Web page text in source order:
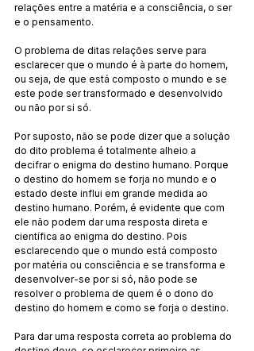
relações entre a matéria e a consciência, o ser
e o pensamento.
O problema de ditas relações serve para
esclarecer que o mundo é à parte do homem,
ou seja, de que está composto o mundo e se
este pode ser transformado e desenvolvido
ou não por si só.
Por suposto, não se pode dizer que a solução
do dito problema é totalmente alheio a
decifrar o enigma do destino humano. Porque
o destino do homem se forja no mundo e o
estado deste influi em grande medida ao
destino humano. Porém, é evidente que com
ele não podem dar uma resposta direta e
científica ao enigma do destino. Pois
esclarecendo que o mundo está composto
por matéria ou consciência e se transforma e
desenvolver-se por si só, não pode se
resolver o problema de quem é o dono do
destino do homem e como se forja o destino.
Para dar uma resposta correta ao problema do